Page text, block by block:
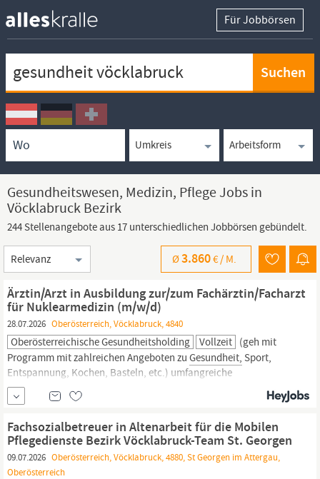
Für Jobbörsen
Ortssuche
Umkreissuche
Arbeitsform
Gesundheitswesen, Medizin, Pflege Jobs in
Vöcklabruck Bezirk
244 Stellenangebote aus 17 unterschiedlichen Jobbörsen gebündelt.
Sortierung
Ø3.860€ / M.
Ärztin/Arzt in Ausbildung zur/zum Fachärztin/Facharzt
für Nuklearmedizin (m/w/d)
28.07.2026 Oberösterreich, Vöcklabruck, 4840
Oberösterreichische Gesundheitsholding Vollzeit (geh mit
Programm mit zahlreichen Angeboten zu Gesundheit, Sport,
Entspannung, Kochen, Basteln, etc.) umfangreiche
Fortbildungsmöglichkeiten Sommerkindergarten, Krabbelstube
(ganzjährig) attraktive Sonder- und Sozialleistungen als
MitarbeiterInnen zum Spezialpreis
Fachsozialbetreuer in Altenarbeit für die Mobilen
Pflegedienste Bezirk Vöcklabruck-Team St. Georgen
09.07.2026 Oberösterreich, Vöcklabruck, 4880, St Georgen im Attergau,
Oberösterreich